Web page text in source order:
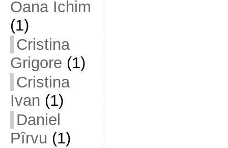
Oana Ichim
(1)
Cristina
Grigore (1)
Cristina
Ivan (1)
Daniel
Pîrvu (1)